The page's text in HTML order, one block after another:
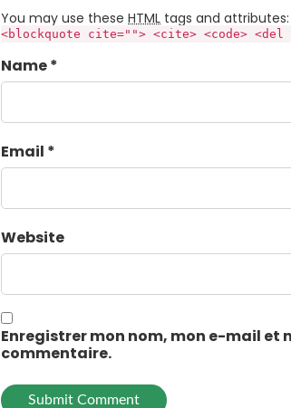
You may use these HTML tags and attributes:
<blockquote cite=""> <cite> <code>
Name *
Email *
Website
Enregistrer mon nom, mon e-mail et
commentaire.